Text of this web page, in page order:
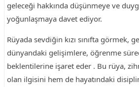
geleceği hakkında düşünmeye ve
yoğunlaşmaya davet ediyor.
Rüyada sevdiğin kızı sınıfta görmek,
dünyandaki gelişimlere, öğrenme
beklentilerine işaret eder . Bu rüya,
olan ilgisini hem de hayatındaki